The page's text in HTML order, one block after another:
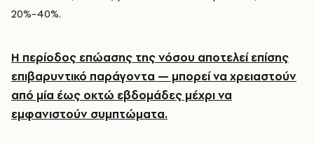
20%-40%.
Η περίοδος επώασης της νόσου αποτελεί επίσης
επιβαρυντικό παράγοντα — μπορεί να χρειαστούν
από μία έως οκτώ εβδομάδες μέχρι να
εμφανιστούν συμπτώματα.